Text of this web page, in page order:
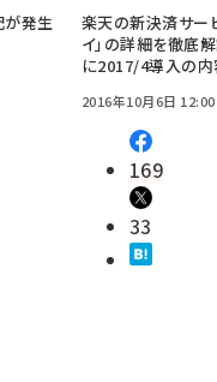
が発生
楽天の新決済サー
イ」の詳細を徹底
に2017/4導入の内
2016年10月6日 12:00
169
33